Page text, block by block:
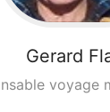
Gerard
voyage